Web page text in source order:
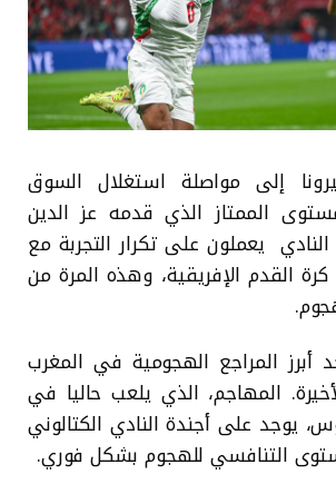
إلى مواصلة استغلال السوق
الممتاز الذي قدمه عز الدين
يعملون على تكرار التجربة مع
القدم الإفريقية، وهذه المرة من
أبرز المراجع الهجومية في المغرب
المهاجم، الذي يلعب حاليا في
يوجد على أجندة النادي الكتالوني
التنافسي للهجوم بشكل فوري.